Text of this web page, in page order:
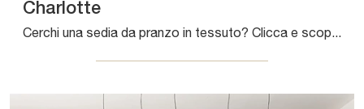
Charlotte
Cerchi una sedia da pranzo in tessuto? Clicca e scopri il modello Charlotte di Cattelan Italia per completare i tuoi spazi ottimamente.